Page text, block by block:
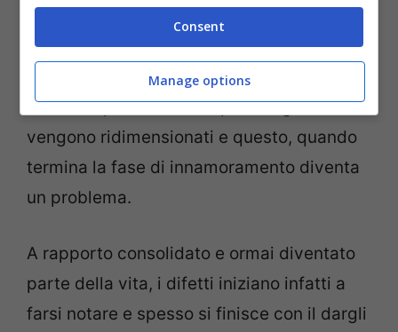
di notare ogni più piccolo difetto dell’altra
persona. Quando si prova l’amore dei primi
tempi, infatti, il cuore si concentra su tutto
ciò che è positivo. Gli aspetti negativi
vengono ridimensionati e questo, quando
termina la fase di innamoramento diventa
un problema.
A rapporto consolidato e ormai diventato
parte della vita, i difetti iniziano infatti a
farsi notare e spesso si finisce con il dargli
Consent
Manage options